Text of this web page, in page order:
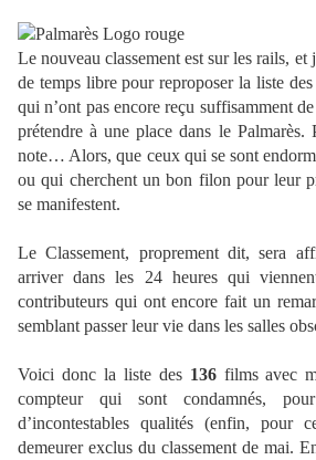
Le nouveau classement est sur les rails, et
de temps libre pour reproposer la liste
qui n’ont pas encore reçu suffisamment
prétendre à une place dans le Palmarès.
note… Alors, que ceux qui se sont
ou qui cherchent un bon filon pour leur
se manifestent.
Le Classement, proprement dit, sera
arriver dans les 24 heures qui
contributeurs qui ont encore fait un
semblant passer leur vie dans les salles
Voici donc la liste des 136films avec
compteur qui sont condamnés,
d’incontestables qualités (enfin, pour
demeurer exclus du classement de mai.